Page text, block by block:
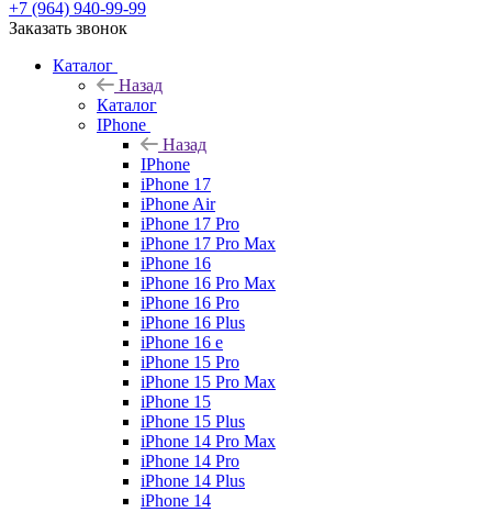
+7 (964) 940-99-99
Заказать звонок
Каталог
Назад
Каталог
IPhone
Назад
IPhone
iPhone 17
iPhone Air
iPhone 17 Pro
iPhone 17 Pro Max
iPhone 16
iPhone 16 Pro Max
iPhone 16 Pro
iPhone 16 Plus
iPhone 16 e
iPhone 15 Pro
iPhone 15 Pro Max
iPhone 15
iPhone 15 Plus
iPhone 14 Pro Max
iPhone 14 Pro
iPhone 14 Plus
iPhone 14